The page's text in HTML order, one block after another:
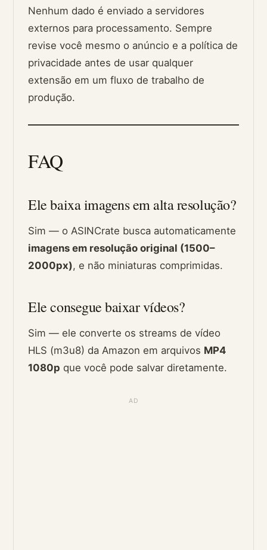
Nenhum dado é enviado a servidores
externos para processamento. Sempre
revise você mesmo o anúncio e a política de
privacidade antes de usar qualquer
extensão em um fluxo de trabalho de
produção.
FAQ
Ele baixa imagens em alta resolução?
Sim — o ASINCrate busca automaticamente
imagens em resolução original (1500–
2000px), e não miniaturas comprimidas.
Ele consegue baixar vídeos?
Sim — ele converte os streams de vídeo
HLS (m3u8) da Amazon em arquivos MP4
1080p que você pode salvar diretamente.